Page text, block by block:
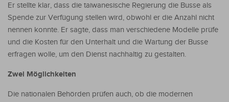
Er stellte klar, dass die taiwanesische Regierung die Busse als
Spende zur Verfügung stellen wird, obwohl er die Anzahl nicht
nennen konnte. Er sagte, dass man verschiedene Modelle prüfe
und die Kosten für den Unterhalt und die Wartung der Busse
erfragen wolle, um den Dienst nachhaltig zu gestalten.
Zwei Möglichkeiten
Die nationalen Behörden prüfen auch, ob die modernen